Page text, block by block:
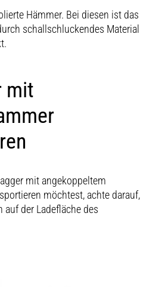
Hämmer. Bei diesen ist das
schallschluckendes Material
mit
mit angekoppeltem
möchtest, achte darauf,
auf der Ladefläche des